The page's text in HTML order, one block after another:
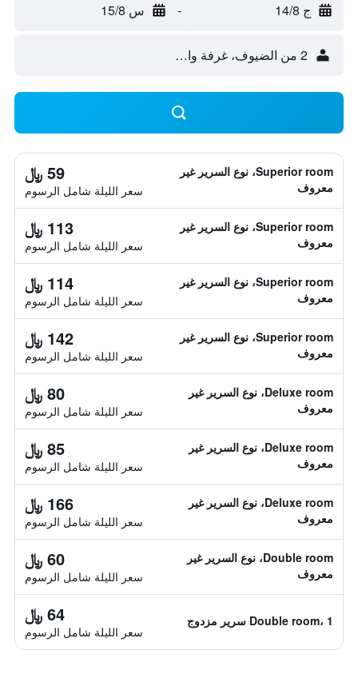
ج 14/8 - س 15/8
2 من الضيوف، غرفة واحدة
Superior room، نوع السرير غير
معروف
59 ﷼
سعر الليلة شامل الرسوم
Superior room، نوع السرير غير
معروف
113 ﷼
سعر الليلة شامل الرسوم
Superior room، نوع السرير غير
معروف
114 ﷼
سعر الليلة شامل الرسوم
Superior room، نوع السرير غير
معروف
142 ﷼
سعر الليلة شامل الرسوم
Deluxe room، نوع السرير غير
معروف
80 ﷼
سعر الليلة شامل الرسوم
Deluxe room، نوع السرير غير
معروف
85 ﷼
سعر الليلة شامل الرسوم
Deluxe room، نوع السرير غير
معروف
166 ﷼
سعر الليلة شامل الرسوم
Double room، نوع السرير غير
معروف
60 ﷼
سعر الليلة شامل الرسوم
Double room، 1 سرير مزدوج 64 ﷼
سعر الليلة شامل الرسوم